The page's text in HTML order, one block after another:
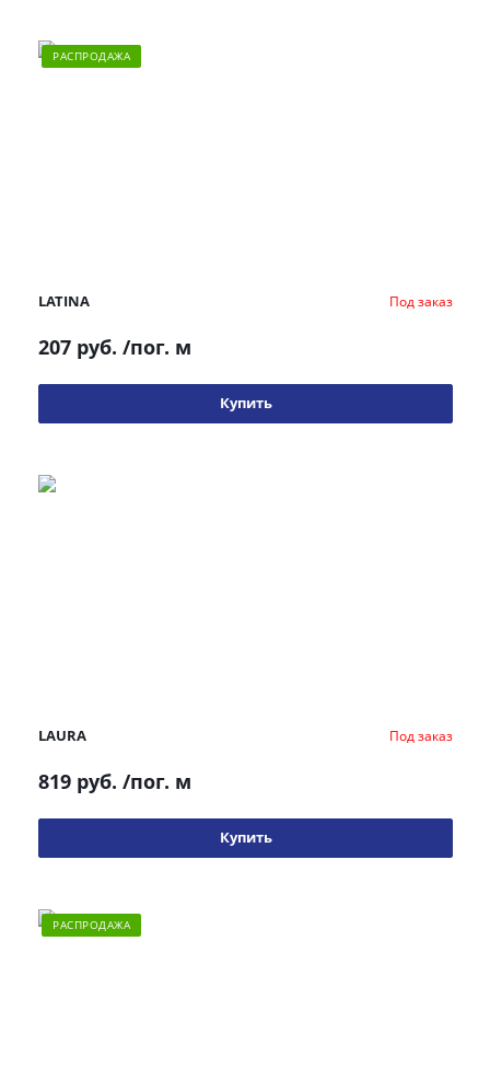
РАСПРОДАЖА
LATINA Под заказ
207 руб. /пог. м
Купить
LAURA Под заказ
819 руб. /пог. м
Купить
РАСПРОДАЖА